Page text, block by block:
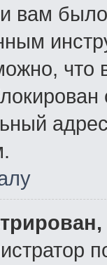
вам